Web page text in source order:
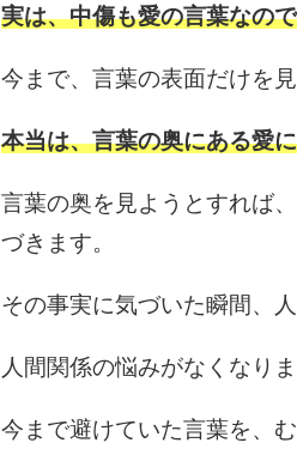
実は、中傷も愛の言葉なの
今まで、言葉の表面だけを見
本当は、言葉の奥にある愛
言葉の奥を見ようとすれば
づきます。
その事実に気づいた瞬間、
人間関係の悩みがなくなりま
今まで避けていた言葉を、